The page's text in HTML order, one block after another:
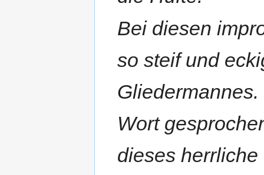
Bei diesen
so steif und
Wort
dieses